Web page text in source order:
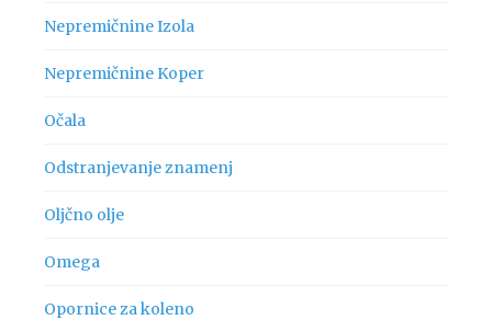
Nepremičnine Izola
Nepremičnine Koper
Očala
Odstranjevanje znamenj
Oljčno olje
Omega
Opornice za koleno